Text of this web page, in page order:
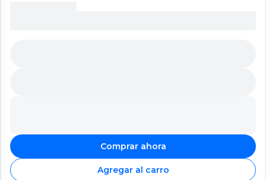
Comprar ahora
Agregar al carro